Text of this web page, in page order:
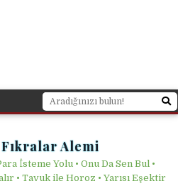
Alemi
İsteme Yolu • Onu Da Sen Bul •
• Tavuk ile Horoz • Yarısı Eşektir